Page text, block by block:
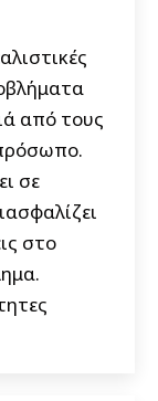
από τους
σε
στο